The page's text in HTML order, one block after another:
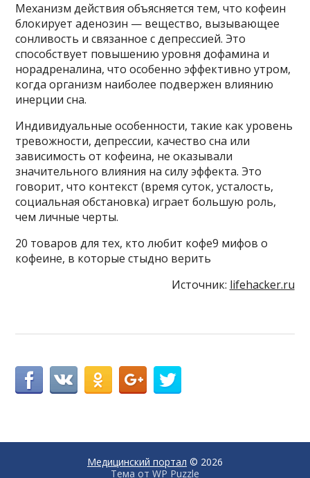
Механизм действия объясняется тем, что кофеин
блокирует аденозин — вещество, вызывающее
сонливость и связанное с депрессией. Это
способствует повышению уровня дофамина и
норадреналина, что особенно эффективно утром,
когда организм наиболее подвержен влиянию
инерции сна.
Индивидуальные особенности, такие как уровень
тревожности, депрессии, качество сна или
зависимость от кофеина, не оказывали
значительного влияния на силу эффекта. Это
говорит, что контекст (время суток, усталость,
социальная обстановка) играет большую роль,
чем личные черты.
20 товаров для тех, кто любит кофе9 мифов о
кофеине, в которые стыдно верить
Источник: lifehacker.ru
Медицинский портал © 2026
Тема от WP Puzzle